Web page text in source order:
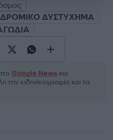
ΔΥΣΤΥΧΗΜΑ
Google News και
την ειδησεογραφία και τα